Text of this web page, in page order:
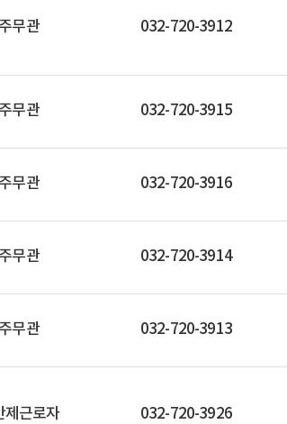
무관 032-720-3912
무관 032-720-3915
무관 032-720-3916
무관 032-720-3914
무관 032-720-3913
제근로자 032-720-3926